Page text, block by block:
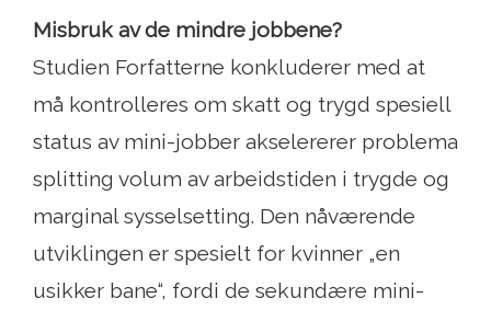
Misbruk av de mindre jobbene?
Studien Forfatterne konkluderer med at
må kontrolleres om skatt og trygd spesiell
status av mini-jobber akselererer problema
splitting volum av arbeidstiden i trygde og
marginal sysselsetting. Den nåværende
utviklingen er spesielt for kvinner „en
usikker bane“, fordi de sekundære mini-